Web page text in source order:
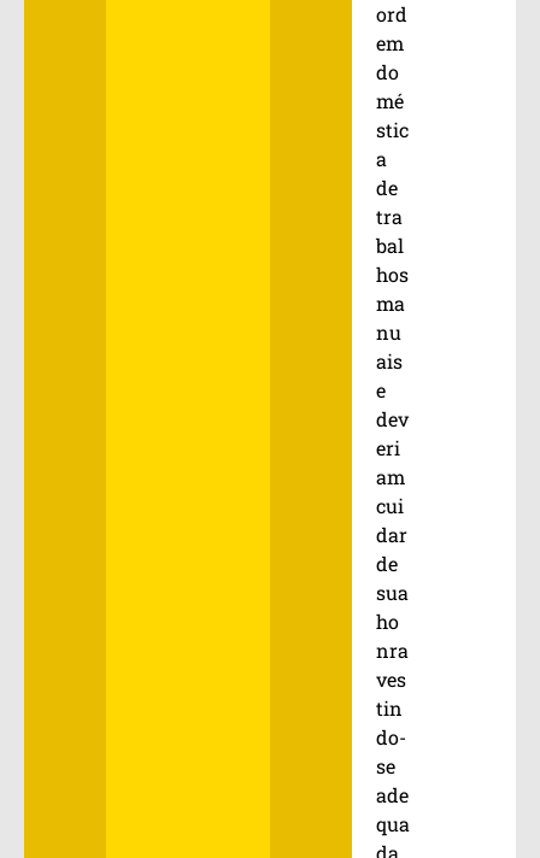
ord
em
do
mé
stic
a
de
tra
bal
hos
ma
nu
ais
e
dev
eri
am
cui
dar
de
sua
ho
nra
ves
tin
do-
se
ade
qua
da